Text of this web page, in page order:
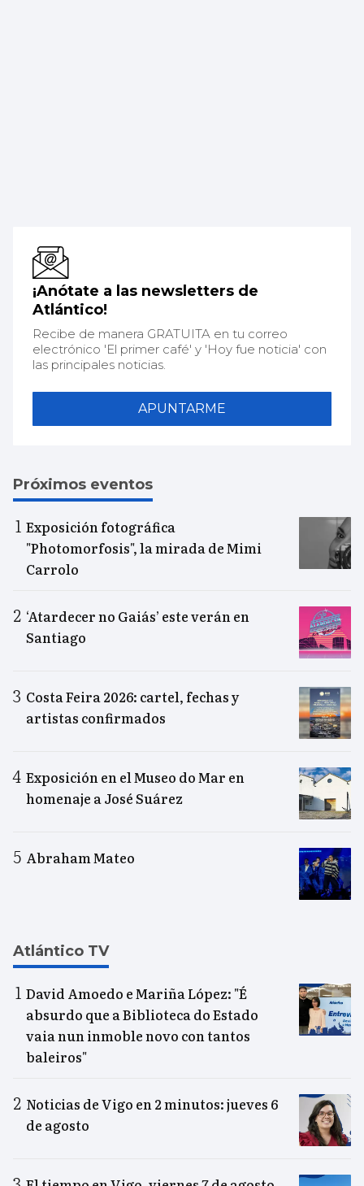
¡Anótate a las newsletters de
Atlántico!
Recibe de manera GRATUITA en tu correo
electrónico 'El primer café' y 'Hoy fue noticia' con
las principales noticias.
APUNTARME
Próximos eventos
Exposición fotográfica
"Photomorfosis", la mirada de Mimi
Carrolo
‘Atardecer no Gaiás’ este verán en
Santiago
Costa Feira 2026: cartel, fechas y
artistas confirmados
Exposición en el Museo do Mar en
homenaje a José Suárez
Abraham Mateo
Atlántico TV
David Amoedo e Mariña López: "É
absurdo que a Biblioteca do Estado
vaia nun inmoble novo con tantos
baleiros"
Noticias de Vigo en 2 minutos: jueves 6
de agosto